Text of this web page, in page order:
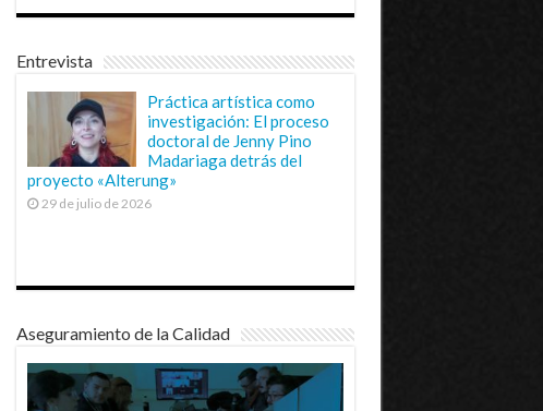
Entrevista
Práctica artística como
investigación: El proceso
doctoral de Jenny Pino
Madariaga detrás del
proyecto «Alterung»
29 de julio de 2026
Aseguramiento de la Calidad